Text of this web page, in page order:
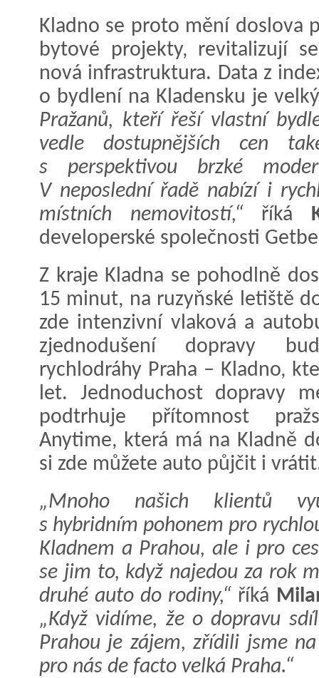
Kladno se proto mění doslova
bytové projekty, revitalizují
nová infrastruktura. Data z
o bydlení na Kladensku je
Pražanů, kteří řeší vlastní
vedle dostupnějších cen
s perspektivou brzké
V neposlední řadě nabízí i
místních nemovitostí,“ říká
developerské společnosti
Z kraje Kladna se pohodlně
15 minut, na ruzyňské letiště
zde intenzivní vlaková a
zjednodušení dopravy
rychlodráhy Praha – Kladno,
let. Jednoduchost dopravy
podtrhuje přítomnost
Anytime, která má na Kladně
si zde můžete auto půjčit i
„Mnoho našich klientů
s hybridním pohonem pro
Kladnem a Prahou, ale i pro
se jim to, když najedou za rok
druhé auto do rodiny,“ říká
„Když vidíme, že o dopravu
Prahou je zájem, zřídili jsme
pro nás de facto velká Praha.“